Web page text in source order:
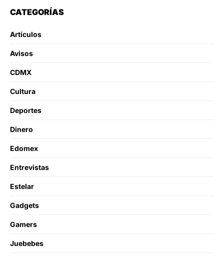
CATEGORÍAS
Artículos
Avisos
CDMX
Cultura
Deportes
Dinero
Edomex
Entrevistas
Estelar
Gadgets
Gamers
Juebebes